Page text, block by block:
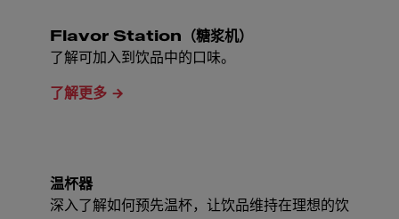
Flavor Station（糖浆机）
了解可加入到饮品中的口味。
了解更多
温杯器
深入了解如何预先温杯，让饮品维持在理想的饮